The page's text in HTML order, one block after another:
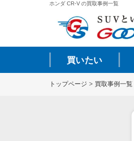
ホンダ CR-V の買取事例一覧
買いたい
トップページ > 買取事例一覧